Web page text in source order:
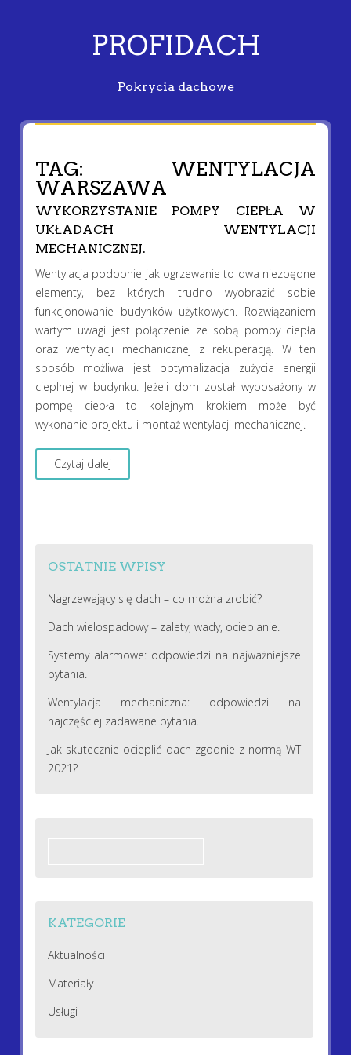
PROFIDACH
Pokrycia dachowe
TAG: WENTYLACJA
WARSZAWA
WYKORZYSTANIE POMPY CIEPŁA W
UKŁADACH WENTYLACJI
MECHANICZNEJ.
Wentylacja podobnie jak ogrzewanie to dwa niezbędne
elementy, bez których trudno wyobrazić sobie
funkcjonowanie budynków użytkowych. Rozwiązaniem
wartym uwagi jest połączenie ze sobą pompy ciepła
oraz wentylacji mechanicznej z rekuperacją. W ten
sposób możliwa jest optymalizacja zużycia energii
cieplnej w budynku. Jeżeli dom został wyposażony w
pompę ciepła to kolejnym krokiem może być
wykonanie projektu i montaż wentylacji mechanicznej.
Czytaj dalej
OSTATNIE WPISY
Nagrzewający się dach – co można zrobić?
Dach wielospadowy – zalety, wady, ocieplanie.
Systemy alarmowe: odpowiedzi na najważniejsze
pytania.
Wentylacja mechaniczna: odpowiedzi na
najczęściej zadawane pytania.
Jak skutecznie ocieplić dach zgodnie z normą WT
2021?
KATEGORIE
Aktualności
Materiały
Usługi